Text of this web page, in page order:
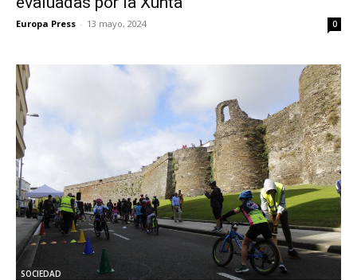
Europa Press - 13 mayo, 2024 0
SOCIEDAD